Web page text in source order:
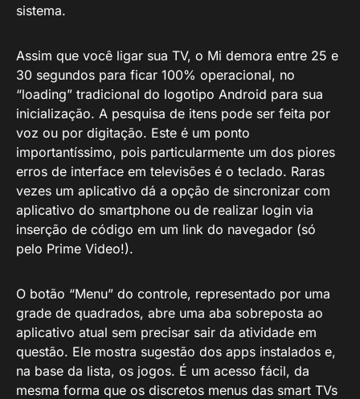
sistema.
Assim que você ligar sua TV, o Mi demora entre 25 e
30 segundos para ficar 100% operacional, no
“loading” tradicional do logotipo Android para sua
inicialização. A pesquisa de itens pode ser feita por
voz ou por digitação. Este é um ponto
importantíssimo, pois particularmente um dos piores
erros de interface em televisões é o teclado. Raras
vezes um aplicativo dá a opção de sincronizar com
aplicativo do smartphone ou de realizar login via
inserção de código em um link do navegador (só
pelo Prime Video!).
O botão “Menu” do controle, representado por uma
grade de quadrados, abre uma aba sobreposta ao
aplicativo atual sem precisar sair da atividade em
questão. Ele mostra sugestão dos apps instalados e,
na base da lista, os jogos. É um acesso fácil, da
mesma forma que os discretos menus das smart TVs